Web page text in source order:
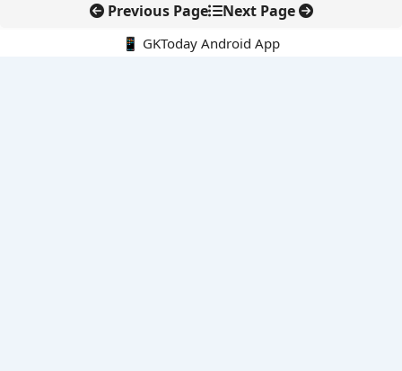
Previous Page Next Page
📱 GKToday Android App